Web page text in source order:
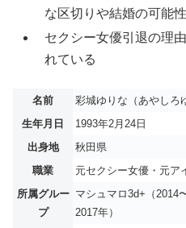
な区切りや結婚の可能
セクシー女優引退の理
れている
名前
彩城ゆりな（あやしろ
生年月日
1993年2月24日
出身地
秋田県
職業
元セクシー女優・元ア
所属グルー
プ
マシュマロ3d+（2014
2017年）